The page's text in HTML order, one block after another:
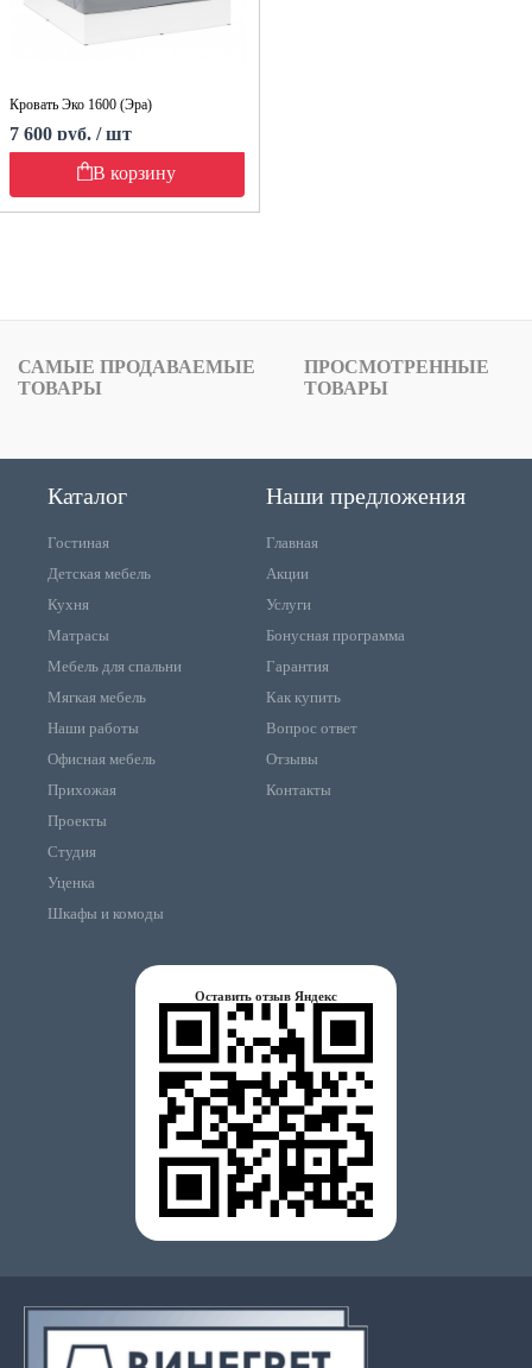
Кровать Эко 1600 (Эра)
7 600 руб. / шт
В корзину
САМЫЕ ПРОДАВАЕМЫЕ
ТОВАРЫ
ПРОСМОТРЕННЫЕ
ТОВАРЫ
Каталог
Гостиная
Детская мебель
Кухня
Матрасы
Мебель для спальни
Мягкая мебель
Наши работы
Офисная мебель
Прихожая
Проекты
Студия
Уценка
Шкафы и комоды
Наши предложения
Главная
Акции
Услуги
Бонусная программа
Гарантия
Как купить
Вопрос ответ
Отзывы
Контакты
Оставить отзыв Яндекс